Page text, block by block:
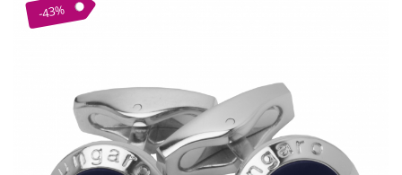
Tiare
Bijuterii Copii
Bijuterii Mirese
Reduceri
-43%